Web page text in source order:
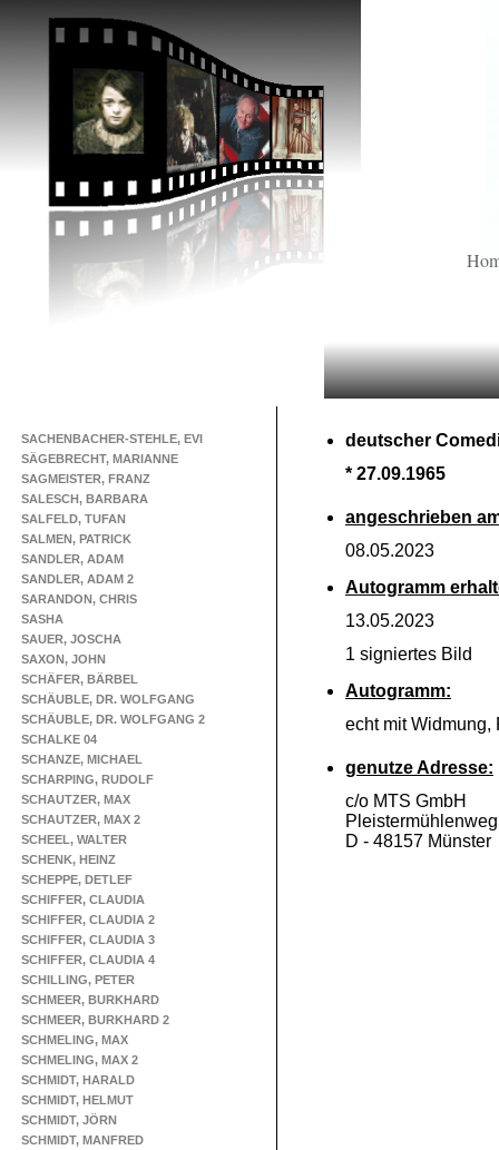
SACHENBACHER-STEHLE, EVI
SÄGEBRECHT, MARIANNE
SAGMEISTER, FRANZ
SALESCH, BARBARA
SALFELD, TUFAN
SALMEN, PATRICK
SANDLER, ADAM
SANDLER, ADAM 2
SARANDON, CHRIS
SASHA
SAUER, JOSCHA
SAXON, JOHN
SCHÄFER, BÄRBEL
SCHÄUBLE, DR. WOLFGANG
SCHÄUBLE, DR. WOLFGANG 2
SCHALKE 04
SCHANZE, MICHAEL
SCHARPING, RUDOLF
SCHAUTZER, MAX
SCHAUTZER, MAX 2
SCHEEL, WALTER
SCHENK, HEINZ
SCHEPPE, DETLEF
SCHIFFER, CLAUDIA
SCHIFFER, CLAUDIA 2
SCHIFFER, CLAUDIA 3
SCHIFFER, CLAUDIA 4
SCHILLING, PETER
SCHMEER, BURKHARD
SCHMEER, BURKHARD 2
SCHMELING, MAX
SCHMELING, MAX 2
SCHMIDT, HARALD
SCHMIDT, HELMUT
SCHMIDT, JÖRN
SCHMIDT, MANFRED
deutscher
* 27.09.1965
angeschrieben
08.05.2023
Autogramm
13.05.2023
1 signiertes Bild
Autogramm:
echt mit Widmung,
genutze Adresse:
c/o MTS GmbH
D - 48157 Münster